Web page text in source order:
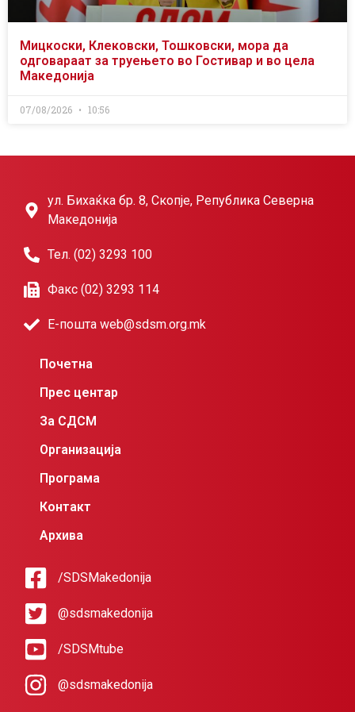
Мицкоски, Клековски, Тошковски, мора да
одговараат за труењето во Гостивар и во цела
Македонија
07/08/2026 10:56
ул. Бихаќка бр. 8, Скопје, Република Северна
Македонија
Тел. (02) 3293 100
Факс (02) 3293 114
Е-пошта web@sdsm.org.mk
Почетна
Прес центар
За СДСМ
Организација
Програма
Контакт
Архива
/SDSMakedonija
@sdsmakedonija
/SDSMtube
@sdsmakedonija